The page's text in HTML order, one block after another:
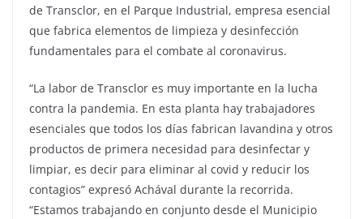
de Transclor, en el Parque Industrial, empresa esencial
que fabrica elementos de limpieza y desinfección
fundamentales para el combate al coronavirus.
“La labor de Transclor es muy importante en la lucha
contra la pandemia. En esta planta hay trabajadores
esenciales que todos los días fabrican lavandina y otros
productos de primera necesidad para desinfectar y
limpiar, es decir para eliminar al covid y reducir los
contagios” expresó Achával durante la recorrida.
“Estamos trabajando en conjunto desde el Municipio